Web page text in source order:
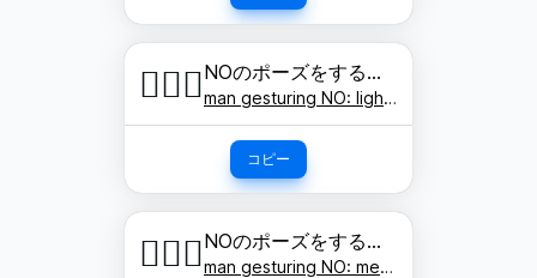
🙅🏻‍♂️ NOのポーズをする男性: 明るい肌色
man gesturing NO: light skin tone
コピー
🙅🏼‍♂️ NOのポーズをする男性: やや明るい肌色
man gesturing NO: medium-light skin tone